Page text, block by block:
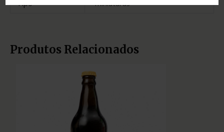
Tipo
miniaturas
Produtos Relacionados